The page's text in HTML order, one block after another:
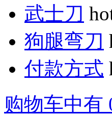
武士刀
狗腿弯刀
付款方式
购物车中有